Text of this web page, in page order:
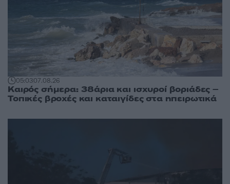
05:0307.08.26
Καιρός σήμερα: 38άρια και ισχυροί βοριάδες –
Τοπικές βροχές και καταιγίδες στα ηπειρωτικά